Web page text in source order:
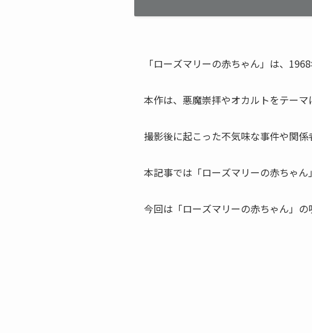
「ローズマリーの赤ちゃん」は、
本作は、悪魔崇拝やオカルトをテー
撮影後に起こった不気味な事件や関
本記事では「ローズマリーの赤ちゃ
今回は「ローズマリーの赤ちゃん」